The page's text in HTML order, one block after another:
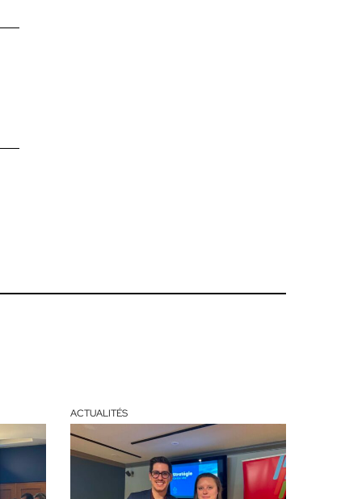
ACTUALITÉS